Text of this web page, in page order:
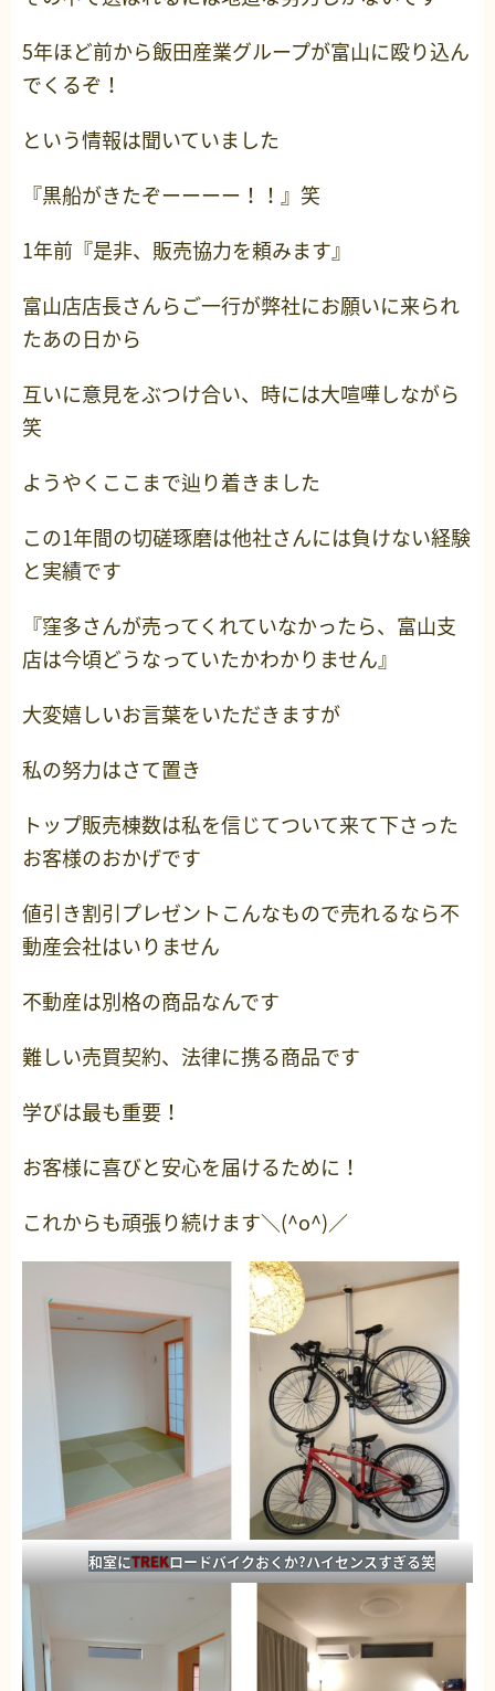
5年ほど前から飯田産業グループが富山に殴り込ん
でくるぞ！
という情報は聞いていました
『黒船がきたぞーーーー！！』笑
1年前『是非、販売協力を頼みます』
富山店店長さんらご一行が弊社にお願いに来られ
たあの日から
互いに意見をぶつけ合い、時には大喧嘩しながら
笑
ようやくここまで辿り着きました
この1年間の切磋琢磨は他社さんには負けない経験
と実績です
『窪多さんが売ってくれていなかったら、富山支
店は今頃どうなっていたかわかりません』
大変嬉しいお言葉をいただきますが
私の努力はさて置き
トップ販売棟数は私を信じてついて来て下さった
お客様のおかげです
値引き割引プレゼントこんなもので売れるなら不
動産会社はいりません
不動産は別格の商品なんです
難しい売買契約、法律に携る商品です
学びは最も重要！
お客様に喜びと安心を届けるために！
これからも頑張り続けます＼(^o^)／
和室にTREKロードバイクおくか?ハイセンスすぎる笑